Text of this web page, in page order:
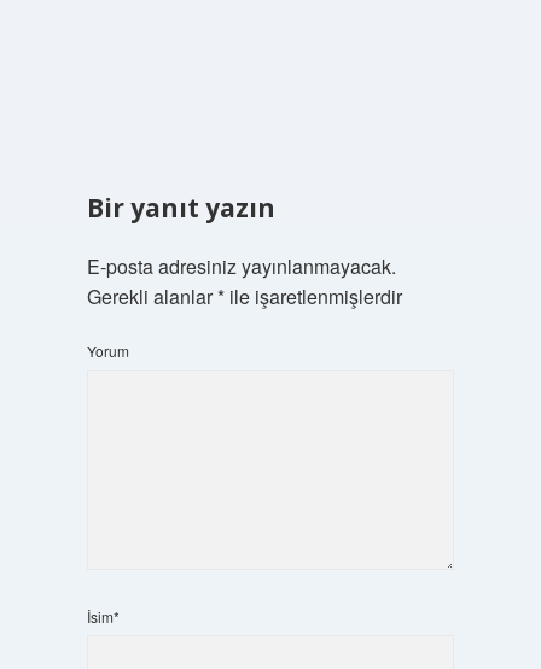
Bir yanıt yazın
E-posta adresiniz yayınlanmayacak.
Gerekli alanlar*ile işaretlenmişlerdir
Yorum
İsim*